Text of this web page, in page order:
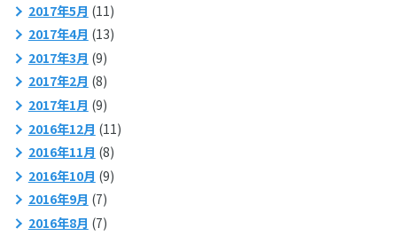
2017年5月 (11)
2017年4月 (13)
2017年3月 (9)
2017年2月 (8)
2017年1月 (9)
2016年12月 (11)
2016年11月 (8)
2016年10月 (9)
2016年9月 (7)
2016年8月 (7)